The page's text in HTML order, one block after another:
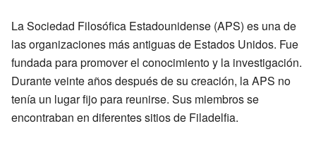
La Sociedad Filosófica Estadounidense (APS) es una de
las organizaciones más antiguas de Estados Unidos. Fue
fundada para promover el conocimiento y la investigación.
Durante veinte años después de su creación, la APS no
tenía un lugar fijo para reunirse. Sus miembros se
encontraban en diferentes sitios de Filadelfia.